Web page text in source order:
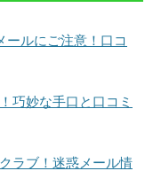
ールにご注意！口コ
巧妙な手口と口コミ
ラブ！迷惑メール情